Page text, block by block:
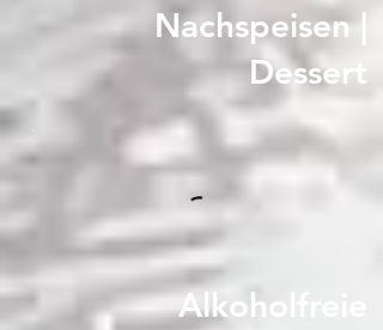
Nachspeisen |
Dessert
Alkoholfreie